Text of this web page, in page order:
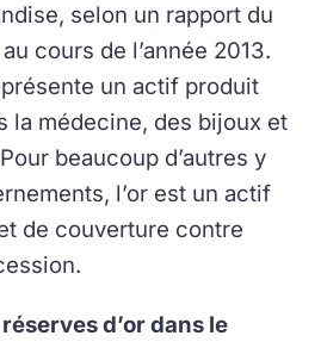
selon un rapport du
cours de l’année 2013.
un actif produit
la médecine, des bijoux et
beaucoup d’autres y
l’or est un actif
de couverture contre
d’or dans le